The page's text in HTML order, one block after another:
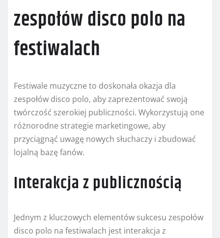
zespołów disco polo na
festiwalach
Festiwale muzyczne to doskonała okazja dla
zespołów disco polo, aby zaprezentować swoją
twórczość szerokiej publiczności. Wykorzystują one
różnorodne strategie marketingowe, aby
przyciągnąć uwagę nowych słuchaczy i zbudować
lojalną bazę fanów.
Interakcja z publicznością
Jednym z kluczowych elementów sukcesu zespołów
disco polo na festiwalach jest interakcja z